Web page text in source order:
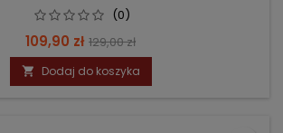
(0)
Cena
109,90 zł Cena
podstawowa
129,00 zł
 Dodaj do koszyka